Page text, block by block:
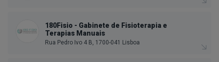
180Fisio - Gabinete de Fisioterapia e
Terapias Manuais
Rua Pedro Ivo 4 B, 1700-041 Lisboa